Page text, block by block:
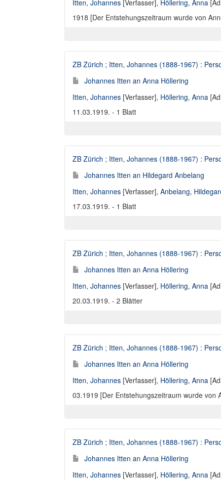
Itten, Johannes [Verfasser], Höllering, Anna
1918 [Der Entstehungszeitraum wurde von
ZB Zürich ; Itten, Johannes (1888-1967) :
Johannes Itten an Anna Höllering
Itten, Johannes [Verfasser], Höllering, Anna
11.03.1919. - 1 Blatt
ZB Zürich ; Itten, Johannes (1888-1967) :
Johannes Itten an Hildegard Anbelang
Itten, Johannes [Verfasser], Anbelang,
17.03.1919. - 1 Blatt
ZB Zürich ; Itten, Johannes (1888-1967) :
Johannes Itten an Anna Höllering
Itten, Johannes [Verfasser], Höllering, Anna
20.03.1919. - 2 Blätter
ZB Zürich ; Itten, Johannes (1888-1967) :
Johannes Itten an Anna Höllering
Itten, Johannes [Verfasser], Höllering, Anna
03.1919 [Der Entstehungszeitraum wurde von
ZB Zürich ; Itten, Johannes (1888-1967) :
Johannes Itten an Anna Höllering
Itten, Johannes [Verfasser], Höllering, Anna